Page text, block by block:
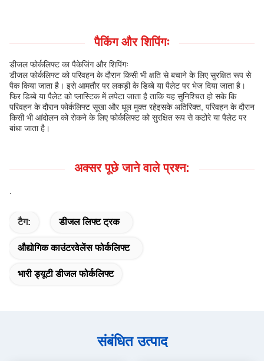
पैकिंग और शिपिंगः
डीजल फोर्कलिफ्ट का पैकेजिंग और शिपिंगः
डीजल फोर्कलिफ्ट को परिवहन के दौरान किसी भी क्षति से बचाने के लिए सुरक्षित रूप से
पैक किया जाता है। इसे आमतौर पर लकड़ी के डिब्बे या पैलेट पर भेज दिया जाता है।
फिर डिब्बे या पैलेट को प्लास्टिक में लपेटा जाता है ताकि यह सुनिश्चित हो सके कि
परिवहन के दौरान फोर्कलिफ्ट सूखा और धूल मुक्त रहेइसके अतिरिक्त, परिवहन के दौरान
किसी भी आंदोलन को रोकने के लिए फोर्कलिफ्ट को सुरक्षित रूप से कटोरे या पैलेट पर
बांधा जाता है।
अक्सर पूछे जाने वाले प्रश्न:
.
टैग: डीजल लिफ्ट ट्रक
औद्योगिक काउंटरवेलेंस फोर्कलिफ्ट
भारी ड्यूटी डीजल फोर्कलिफ्ट
संबंधित उत्पाद